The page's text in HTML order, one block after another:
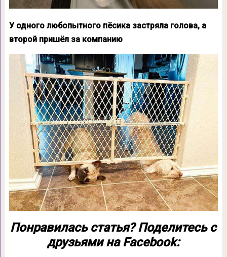
У одного любопытного пёсика застряла голова, а
второй пришёл за компанию
Понравилась статья? Поделитесь с
друзьями на Facebook: